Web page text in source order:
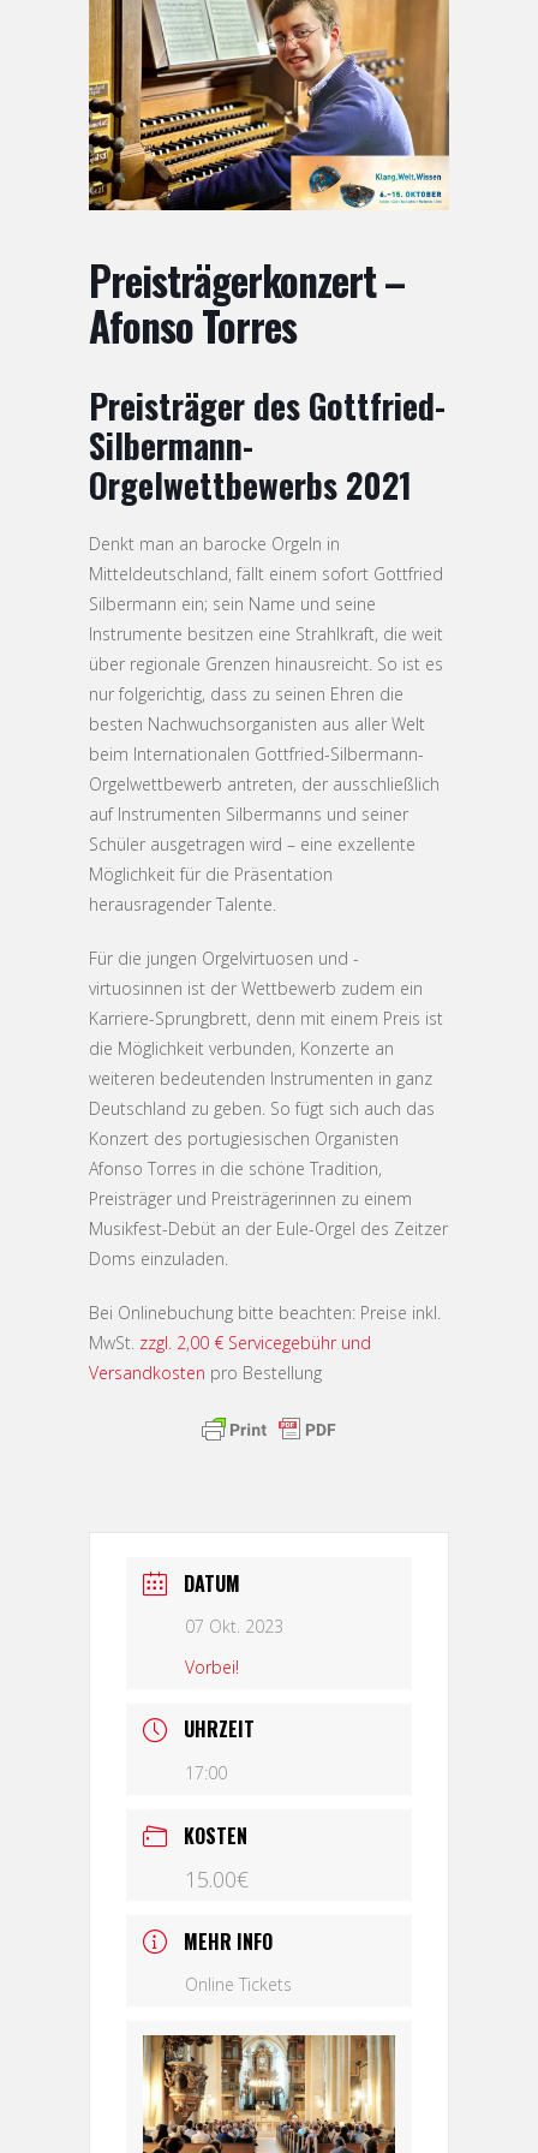
Preisträgerkonzert –
Afonso Torres
Preisträger des Gottfried-
Silbermann-
Orgelwettbewerbs 2021
Denkt man an barocke Orgeln in
Mitteldeutschland, fällt einem sofort Gottfried
Silbermann ein; sein Name und seine
Instrumente besitzen eine Strahlkraft, die weit
über regionale Grenzen hinausreicht. So ist es
nur folgerichtig, dass zu seinen Ehren die
besten Nachwuchsorganisten aus aller Welt
beim Internationalen Gottfried-Silbermann-
Orgelwettbewerb antreten, der ausschließlich
auf Instrumenten Silbermanns und seiner
Schüler ausgetragen wird – eine exzellente
Möglichkeit für die Präsentation
herausragender Talente.
Für die jungen Orgelvirtuosen und -
virtuosinnen ist der Wettbewerb zudem ein
Karriere-Sprungbrett, denn mit einem Preis ist
die Möglichkeit verbunden, Konzerte an
weiteren bedeutenden Instrumenten in ganz
Deutschland zu geben. So fügt sich auch das
Konzert des portugiesischen Organisten
Afonso Torres in die schöne Tradition,
Preisträger und Preisträgerinnen zu einem
Musikfest-Debüt an der Eule-Orgel des Zeitzer
Doms einzuladen.
Bei Onlinebuchung bitte beachten: Preise inkl.
MwSt. zzgl. 2,00 € Servicegebühr und
Versandkosten pro Bestellung
DATUM
07 Okt. 2023
Vorbei!
UHRZEIT
17:00
KOSTEN
15.00€
MEHR INFO
Online Tickets